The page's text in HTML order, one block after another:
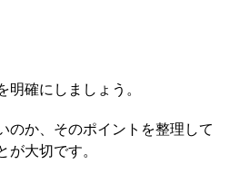
確にしましょう。
のか、そのポイントを整理して
大切です。